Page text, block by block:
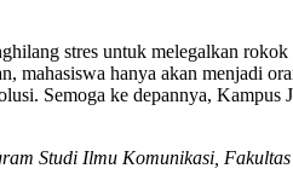
stres untuk melegalkan
mahasiswa hanya akan menjadi
Semoga ke depannya,
Studi Ilmu Komunikasi,